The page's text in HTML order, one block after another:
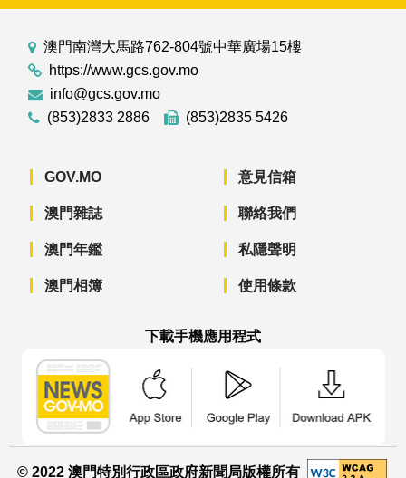
澳門南灣大馬路762-804號中華廣場15樓
https://www.gcs.gov.mo
info@gcs.gov.mo
(853)2833 2886
(853)2835 5426
GOV.MO
澳門雜誌
澳門年鑑
澳門相簿
意見信箱
聯絡我們
私隱聲明
使用條款
下載手機應用程式
© 2022 澳門特別行政區政府新聞局版權所有